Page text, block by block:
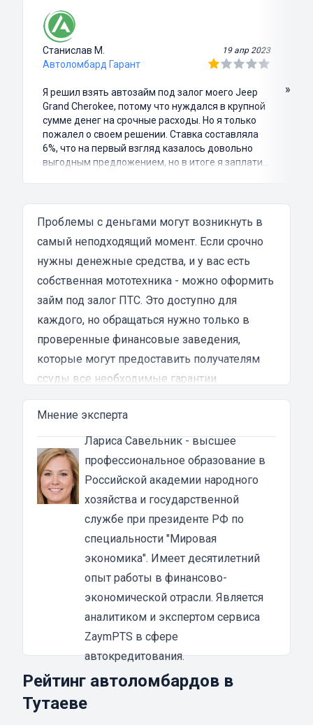
Станислав М. 19 апр 2023
Автоломбард Гарант
Я решил взять автозайм под залог моего Jeep
Grand Cherokee, потому что нуждался в крупной
сумме денег на срочные расходы. Но я только
пожалел о своем решении. Ставка составляла
6%, что на первый взгляд казалось довольно
выгодным предложением, но в итоге я заплатил
затянутым и занял много времени и усилий.
Никакого профессионализма и
Разочарование и раздражение - это все, что я
испытал в результате этого кредита...
»
Проблемы с деньгами могут возникнуть в
самый неподходящий момент. Если срочно
нужны денежные средства, и у вас есть
собственная мототехника - можно оформить
займ под залог ПТС. Это доступно для
каждого, но обращаться нужно только в
проверенные финансовые заведения,
которые могут предоставить получателям
ссуды все необходимые гарантии.
Преимущества денежных займов под залог
ПТС мотоцикла в Тутаеве
Основная особенность займа под ПТС в том,
что техника остается у владельца. То есть, вы
получаете займ и продолжаете пользоваться
своим мотоциклом. Основное требование —
это, конечно, своевременно погашать
задолженность. В этом случае вы ничем не
рискуете.
Из преимуществ залога под ПТС
мототехники можно выделить:
быстрое оформление;
получение не менее 80% суммы от
рыночной стоимости чоппера;
деньги получите сразу после заключения
удобство.
Мнение эксперта
Лариса Савельник- высшее
профессиональное образование в
Российской академии народного
хозяйства и государственной
службе при президенте РФ по
специальности "Мировая
экономика". Имеет десятилетний
опыт работы в финансово-
экономической отрасли. Является
аналитиком и экспертом сервиса
ZaymPTS в сфере
автокредитования.
Рейтинг автоломбардов в
Тутаеве